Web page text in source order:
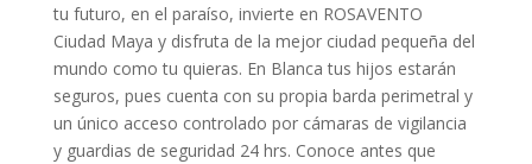
tu futuro, en el paraíso, invierte en ROSAVENTO
Ciudad Maya y disfruta de la mejor ciudad pequeña del
mundo como tu quieras. En Blanca tus hijos estarán
seguros, pues cuenta con su propia barda perimetral y
un único acceso controlado por cámaras de vigilancia
y guardias de seguridad 24 hrs. Conoce antes que